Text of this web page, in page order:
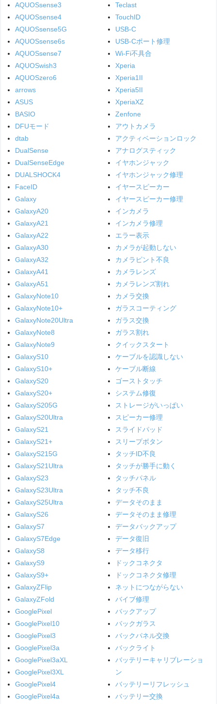
AQUOSsense3
AQUOSsense4
AQUOSsense5G
AQUOSsense6s
AQUOSsense7
AQUOSwish3
AQUOSzero6
arrows
ASUS
BASIO
DFUモード
dtab
DualSense
DualSenseEdge
DUALSHOCK4
FaceID
Galaxy
GalaxyA20
GalaxyA21
GalaxyA22
GalaxyA30
GalaxyA32
GalaxyA41
GalaxyA51
GalaxyNote10
GalaxyNote10+
GalaxyNote20Ultra
GalaxyNote8
GalaxyNote9
GalaxyS10
GalaxyS10+
GalaxyS20
GalaxyS20+
GalaxyS205G
GalaxyS20Ultra
GalaxyS21
GalaxyS21+
GalaxyS215G
GalaxyS21Ultra
GalaxyS23
GalaxyS23Ultra
GalaxyS25Ultra
GalaxyS26
GalaxyS7
GalaxyS7Edge
GalaxyS8
GalaxyS9
GalaxyS9+
GalaxyZFlip
GalaxyZFold
GooglePixel
GooglePixel10
GooglePixel3
GooglePixel3a
GooglePixel3aXL
GooglePixel3XL
GooglePixel4
GooglePixel4a
Teclast
TouchID
USB-C
USB-Cポート修理
Wi-Fi不具合
Xperia
Xperia1II
Xperia5II
XperiaXZ
Zenfone
アウトカメラ
アクティベーションロック
アナログスティック
イヤホンジャック
イヤホンジャック修理
イヤースピーカー
イヤースピーカー修理
インカメラ
インカメラ修理
エラー表示
カメラが起動しない
カメラピント不良
カメラレンズ
カメラレンズ割れ
カメラ交換
ガラスコーティング
ガラス交換
ガラス割れ
クイックスタート
ケーブルを認識しない
ケーブル断線
ゴーストタッチ
システム修復
ストレージがいっぱい
スピーカー修理
スライドパッド
スリープボタン
タッチID不良
タッチが勝手に動く
タッチパネル
タッチ不良
データそのまま
データそのまま修理
データバックアップ
データ復旧
データ移行
ドックコネクタ
ドックコネクタ修理
ネットにつながらない
バイブ修理
バックアップ
バックガラス
バックパネル交換
バックライト
バッテリーキャリブレーショ
ン
バッテリーリフレッシュ
バッテリー交換